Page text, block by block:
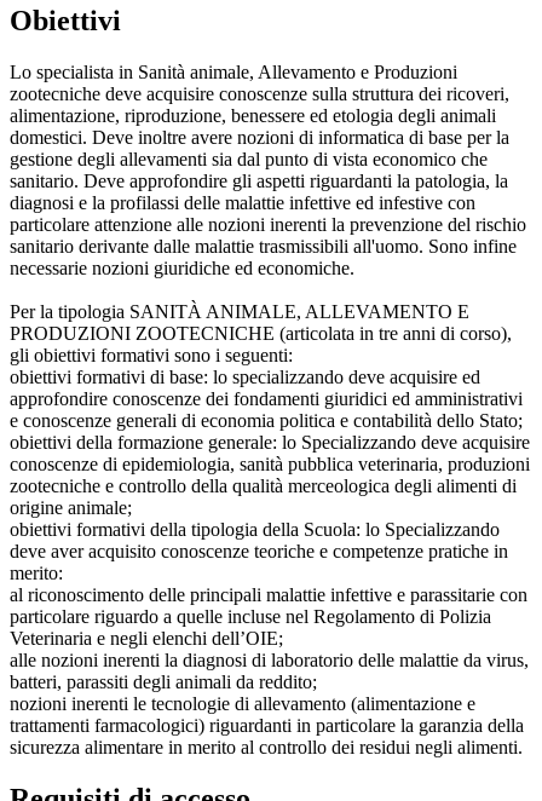
Obiettivi
Lo specialista in Sanità animale, Allevamento e Produzioni
zootecniche deve acquisire conoscenze sulla struttura dei ricoveri,
alimentazione, riproduzione, benessere ed etologia degli animali
domestici. Deve inoltre avere nozioni di informatica di base per la
gestione degli allevamenti sia dal punto di vista economico che
sanitario. Deve approfondire gli aspetti riguardanti la patologia, la
diagnosi e la profilassi delle malattie infettive ed infestive con
particolare attenzione alle nozioni inerenti la prevenzione del rischio
sanitario derivante dalle malattie trasmissibili all'uomo. Sono infine
necessarie nozioni giuridiche ed economiche.
Per la tipologia SANITÀ ANIMALE, ALLEVAMENTO E
PRODUZIONI ZOOTECNICHE (articolata in tre anni di corso),
gli obiettivi formativi sono i seguenti:
obiettivi formativi di base: lo specializzando deve acquisire ed
approfondire conoscenze dei fondamenti giuridici ed amministrativi
e conoscenze generali di economia politica e contabilità dello Stato;
obiettivi della formazione generale: lo Specializzando deve acquisire
conoscenze di epidemiologia, sanità pubblica veterinaria, produzioni
zootecniche e controllo della qualità merceologica degli alimenti di
origine animale;
obiettivi formativi della tipologia della Scuola: lo Specializzando
deve aver acquisito conoscenze teoriche e competenze pratiche in
merito:
al riconoscimento delle principali malattie infettive e parassitarie con
particolare riguardo a quelle incluse nel Regolamento di Polizia
Veterinaria e negli elenchi dell’OIE;
alle nozioni inerenti la diagnosi di laboratorio delle malattie da virus,
batteri, parassiti degli animali da reddito;
nozioni inerenti le tecnologie di allevamento (alimentazione e
trattamenti farmacologici) riguardanti in particolare la garanzia della
sicurezza alimentare in merito al controllo dei residui negli alimenti.